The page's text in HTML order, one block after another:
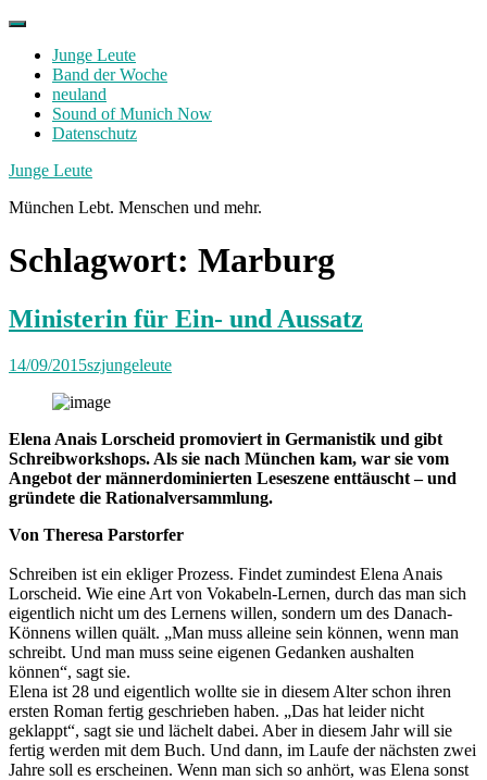
Skip
contentJunge Leute
Band der Woche
neuland
Sound of Munich Now
Datenschutz
Facebook
Twitter
Instagram
Junge Leute
München Lebt. Menschen und mehr.
Schlagwort: Marburg
Ministerin für Ein- und Aussatz
14/09/2015szjungeleute
Elena Anais Lorscheid promoviert in Germanistik und gibt
Schreibworkshops. Als sie nach München kam, war sie vom
Angebot der männerdominierten Leseszene enttäuscht – und
gründete die Rationalversammlung.
Von Theresa Parstorfer
Schreiben ist ein ekliger Prozess. Findet zumindest Elena Anais
Lorscheid. Wie eine Art von Vokabeln-Lernen, durch das man sich
eigentlich nicht um des Lernens willen, sondern um des Danach-
Könnens willen quält. „Man muss alleine sein können, wenn man
schreibt. Und man muss seine eigenen Gedanken aushalten
können“, sagt sie.
Elena ist 28 und eigentlich wollte sie in diesem Alter schon ihren
ersten Roman fertig geschrieben haben. „Das hat leider nicht
geklappt“, sagt sie und lächelt dabei. Aber in diesem Jahr will sie
fertig werden mit dem Buch. Und dann, im Laufe der nächsten zwei
Jahre soll es erscheinen. Wenn man sich so anhört, was Elena sonst